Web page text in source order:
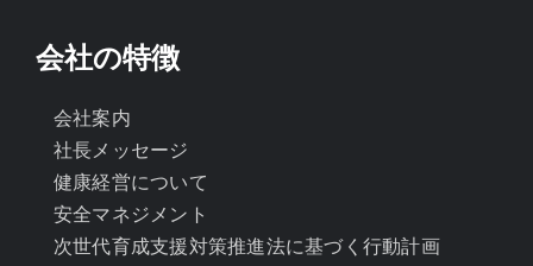
会社の特徴
会社案内
社長メッセージ
健康経営について
安全マネジメント
次世代育成支援対策推進法に基づく行動計画